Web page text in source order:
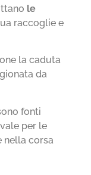
le
raccoglie e
la caduta
da
fonti
per le
nella corsa